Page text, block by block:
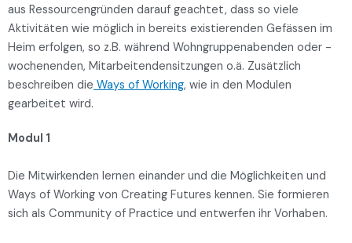
aus Ressourcengründen darauf geachtet, dass so viele
Aktivitäten wie möglich in bereits existierenden Gefässen im
Heim erfolgen, so z.B. während Wohngruppenabenden oder -
wochenenden, Mitarbeitendensitzungen o.ä. Zusätzlich
beschreiben die Ways of Working, wie in den Modulen
gearbeitet wird.
Modul 1
Die Mitwirkenden lernen einander und die Möglichkeiten und
Ways of Working von Creating Futures kennen. Sie formieren
sich als Community of Practice und entwerfen ihr Vorhaben.